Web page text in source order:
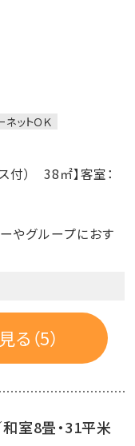
ットＯＫ
付） 38㎡】客室：
やグループにおす
レビ・電話・電気ポ
ドライヤー・ユニッ
ェイスタオル、バス
（5）
和室8畳・31平米